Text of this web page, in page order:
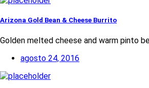
Arizona Gold Bean & Cheese Burrito
Golden melted cheese and warm pinto
agosto 24, 2016